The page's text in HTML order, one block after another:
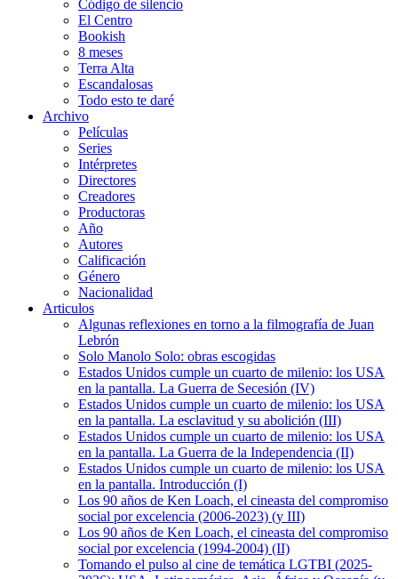
Código de silencio
El Centro
Bookish
8 meses
Terra Alta
Escandalosas
Todo esto te daré
Archivo
Películas
Series
Intérpretes
Directores
Creadores
Productoras
Año
Autores
Calificación
Género
Nacionalidad
Articulos
Algunas reflexiones en torno a la filmografía de Juan
Lebrón
Solo Manolo Solo: obras escogidas
Estados Unidos cumple un cuarto de milenio: los USA
en la pantalla. La Guerra de Secesión (IV)
Estados Unidos cumple un cuarto de milenio: los USA
en la pantalla. La esclavitud y su abolición (III)
Estados Unidos cumple un cuarto de milenio: los USA
en la pantalla. La Guerra de la Independencia (II)
Estados Unidos cumple un cuarto de milenio: los USA
en la pantalla. Introducción (I)
Los 90 años de Ken Loach, el cineasta del compromiso
social por excelencia (2006-2023) (y III)
Los 90 años de Ken Loach, el cineasta del compromiso
social por excelencia (1994-2004) (II)
Tomando el pulso al cine de temática LGTBI (2025-